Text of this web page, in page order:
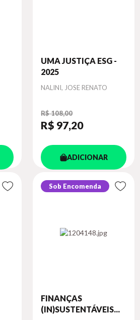
UMA JUSTIÇA ESG -
2025
Autor
NALINI, JOSE RENATO
R$ 108,00
R$ 97,20
ADICIONAR
Sob Encomenda
FINANÇAS
(IN)SUSTENTÁVEIS...